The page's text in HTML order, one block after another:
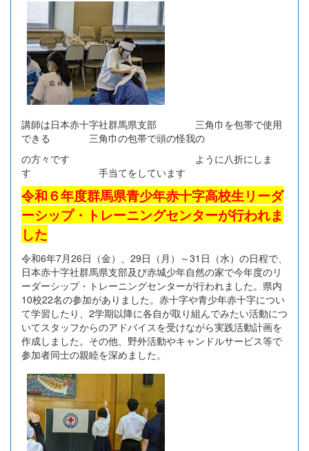
講師は日本赤十字社群馬県支部 三角巾を包帯で使用
できる 三角巾の包帯で頭の怪我の
の方々です ように八折にしま
す 手当てをしています
令和６年度群馬県青少年赤十字高校生リーダ
ーシップ・トレーニングセンターが行われま
した
令和6年7月26日（金）、29日（月）～31日（水）の日程で、
日本赤十字社群馬県支部及び赤城少年自然の家で今年度のリ
ーダーシップ・トレーニングセンターが行われました。県内
10校22名の参加がありました。赤十字や青少年赤十字につい
て学習したり、2学期以降に各自が取り組んでみたい活動につ
いてスタッフからのアドバイスを受けながら実践活動計画を
作成しました。その他、野外活動やキャンドルサービス等で
参加者同士の親睦を深めました。